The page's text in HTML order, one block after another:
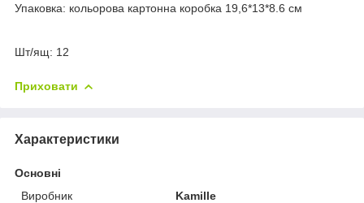
Упаковка: кольорова картонна коробка 19,6*13*8.6 см
Шт/ящ: 12
Приховати
Характеристики
Основні
Виробник
Kamille